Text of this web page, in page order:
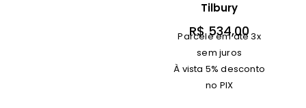
Tilbury
R$534,00
Parcele em até 3x
sem juros
À vista 5% desconto
no PIX